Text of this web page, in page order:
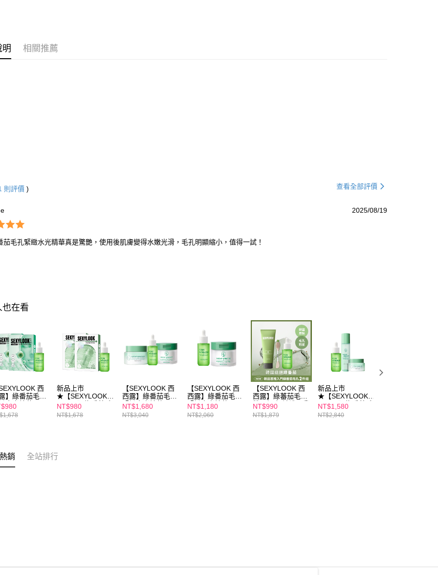
明 相關推薦
則評價 ) 查看全部評價
2025/08/19
茄毛孔緊緻水光精華真是驚艷，使用後肌膚變得水嫩光滑，毛孔明顯縮小，值得一試！
也在看
西
】綠番茄毛孔
水光精華
海茴香+牛奶
體水光面膜(4
新品上市
★【SEXYLOOK
西西露】綠番茄毛
孔緊緻水光精華
35ml+綠番茄面膜
NT$980
NT$1,678
【SEXYLOOK 西
西露】綠番茄毛孔
緊緻水光精華
35ml+仙人掌代謝
夜光霜50ml+仙人
NT$1,680
NT$3,040
【SEXYLOOK 西
西露】綠番茄毛孔
緊緻水光精華
35ml+ 仙人掌煥膚
代謝棉片50片
NT$1,180
NT$2,060
【SEXYLOOK 西
西露】綠蕃茄毛孔
雙星組(奶油洗面乳
150g+緊緻水光精
華35ml)
NT$990
NT$1,879
新品上市
★【SEXYLOOK
西西露】綠番茄毛
孔緊緻水光精華
35ml+仙人掌代謝
NT$1,580
NT$2,840
銷 全站排行